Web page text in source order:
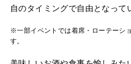
自のタイミングで自由となって
※一部イベントでは着席・ローテーシ
す。